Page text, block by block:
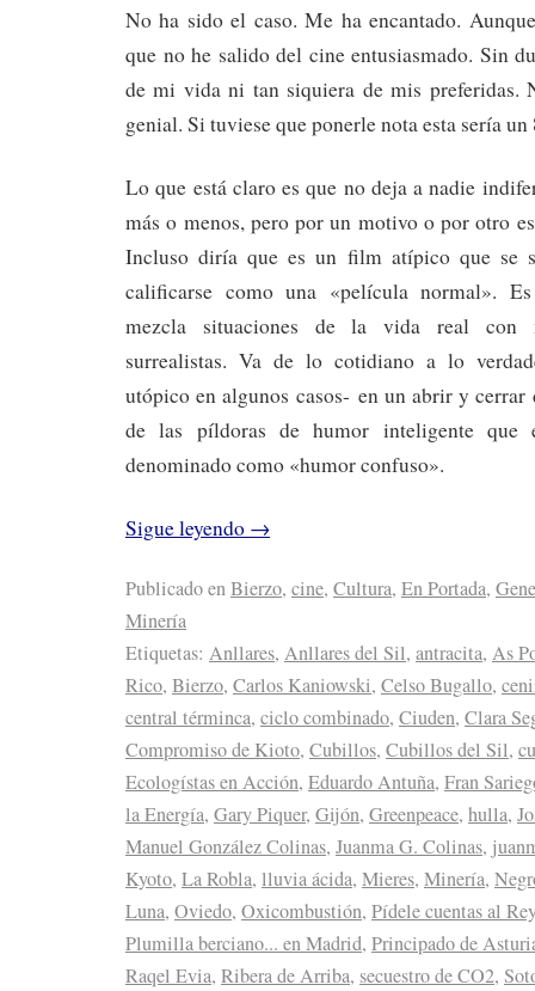
No ha sido el caso. Me ha encantado.
que no he salido del cine entusiasmado. Sin
de mi vida ni tan siquiera de mis preferidas.
genial. Si tuviese que ponerle nota esta sería un
Lo que está claro es que no deja a nadie
más o menos, pero por un motivo o por otro
Incluso diría que es un film atípico que se
calificarse como una «película normal».
mezcla situaciones de la vida real con
surrealistas. Va de lo cotidiano a lo
utópico en algunos casos- en un abrir y cerrar
de las píldoras de humor inteligente
denominado como «humor confuso».
Sigue leyendo →
Publicado enBierzo, cine, Cultura, En Portada,
Minería
Etiquetas: Anllares, Anllares del Sil, antracita, As
Rico, Bierzo, Carlos Kaniowski, Celso Bugallo,
central términca, ciclo combinado, Ciuden, Clara
Compromiso de Kioto, Cubillos, Cubillos del Sil,
Ecologístas en Acción, Eduardo Antuña, Fran
la Energía, Gary Piquer, Gijón, Greenpeace, hulla,
Manuel González Colinas, Juanma G. Colinas,
Kyoto, La Robla, lluvia ácida, Mieres, Minería,
Luna, Oviedo, Oxicombustión, Pídele cuentas al Rey
Plumilla berciano... en Madrid, Principado de
Raqel Evia, Ribera de Arriba, secuestro de CO2,